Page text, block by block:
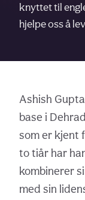
knyttet til
hjelpe oss å
Ashish
base i
som er kjent
to tiår har
kombinerer
med sin